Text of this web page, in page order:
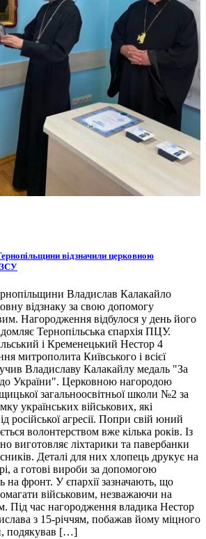
відзначили церковною
ЗСУ
Владислав Калакайло
відзнаку за свою допомогу
Нагородження відбулося у день його
Тернопільська єпархія ПЦУ.
і Кременецький Нестор 4
митрополита Київського і всієї
Владиславу Калакайлу медаль "За
до України". Церковною нагородою
загальноосвітньої школи №2 за
українських військових, які
російської агресії. Попри свій юний
волонтерством вже кілька років. Із
виготовляє ліхтарики та павербанки
Деталі для них хлопець друкує на
а готові вироби за допомогою
на фронт. У єпархії зазначають, що
військовим, незважаючи на
Під час нагородження владика Нестор
з 15-річчям, побажав йому міцного
подякував […]